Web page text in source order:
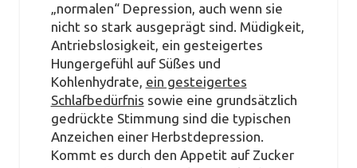
„normalen“ Depression, auch wenn sie
nicht so stark ausgeprägt sind. Müdigkeit,
Antriebslosigkeit, ein gesteigertes
Hungergefühl auf Süßes und
Kohlenhydrate, ein gesteigertes
Schlafbedürfnis sowie eine grundsätzlich
gedrückte Stimmung sind die typischen
Anzeichen einer Herbstdepression.
Kommt es durch den Appetit auf Zucker